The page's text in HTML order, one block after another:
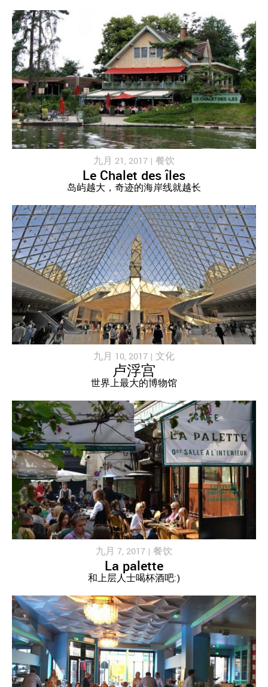
九月 21, 2017 | 餐饮
Le Chalet des îles
岛屿越大，奇迹的海岸线就越长
九月 10, 2017 | 文化
卢浮宫
世界上最大的博物馆
九月 7, 2017 | 餐饮
La palette
和上层人士喝杯酒吧:)